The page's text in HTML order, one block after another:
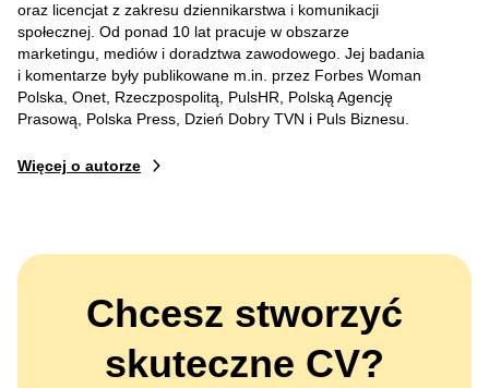
oraz licencjat z zakresu dziennikarstwa i komunikacji
społecznej. Od ponad 10 lat pracuje w obszarze
marketingu, mediów i doradztwa zawodowego. Jej badania
i komentarze były publikowane m.in. przez Forbes Woman
Polska, Onet, Rzeczpospolitą, PulsHR, Polską Agencję
Prasową, Polska Press, Dzień Dobry TVN i Puls Biznesu.
Więcej o autorze
Chcesz stworzyć
skuteczne CV?